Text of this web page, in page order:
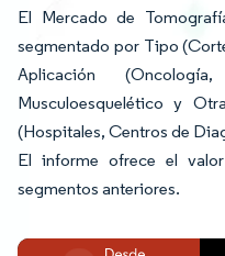
El Mercado de
segmentado por Tipo
Aplicación
Musculoesquelético y
(Hospitales, Centros de
El informe ofrece el
segmentos anteriores.